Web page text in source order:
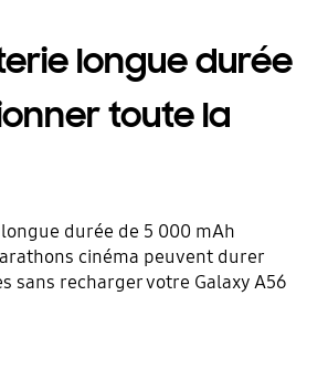
longue durée
toute la
durée de 5 000 mAh
cinéma peuvent durer
sans recharger votre Galaxy A56